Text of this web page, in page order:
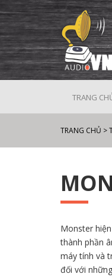
TRANG
TRANG CHỦ >
Monster
thành phần
máy tính và
đối với